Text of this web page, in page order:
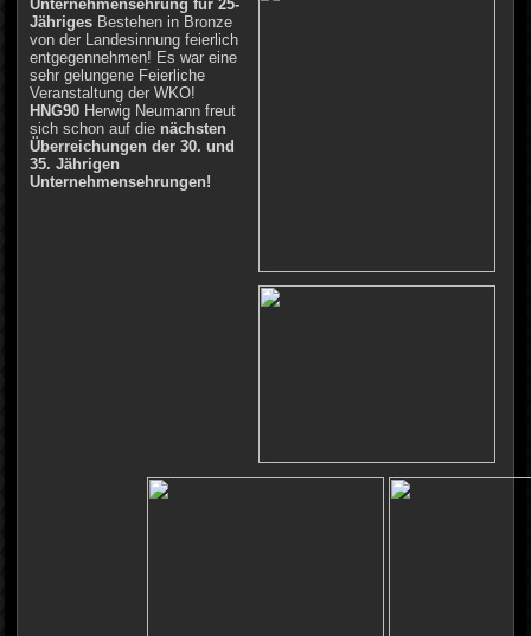
Unternehmensehrung für 25-
Jähriges Bestehen in Bronze
von der Landesinnung feierlich
entgegennehmen! Es war eine
sehr gelungene Feierliche
Veranstaltung der WKO!
HNG90 Herwig Neumann freut
sich schon auf die nächsten
Überreichungen der 30. und
35. Jährigen
Unternehmensehrungen!